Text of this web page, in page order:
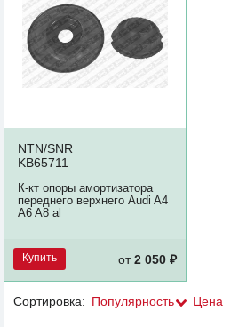
NTN/SNR
KB65711
К-кт опоры амортизатора
переднего верхнего Audi A4
A6 A8 al
Купить от2 050 ₽
Сортировка: Популярность Цена